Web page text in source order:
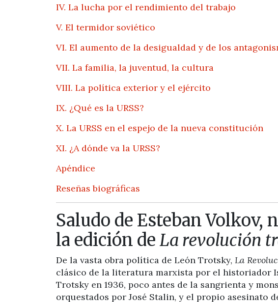
IV. La lucha por el rendimiento del trabajo
V. El termidor soviético
VI. El aumento de la desigualdad y de los
VII. La familia, la juventud, la cultura
VIII. La política exterior y el ejército
IX. ¿Qué es la URSS?
X. La URSS en el espejo de la nueva constitución
XI. ¿A dónde va la URSS?
Apéndice
Reseñas biográficas
Saludo de Esteban Volkov,
la edición de La revolución
De la vasta obra política de León Trotsky, La
clásico de la literatura marxista por el historiador
Trotsky en 1936, poco antes de la sangrienta y
orquestados por José Stalin, y el propio asesinato